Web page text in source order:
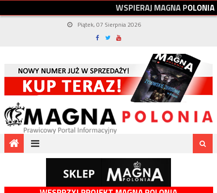
WSPIERAJMAGNAPOLONIA
Piątek, 07 Sierpnia 2026